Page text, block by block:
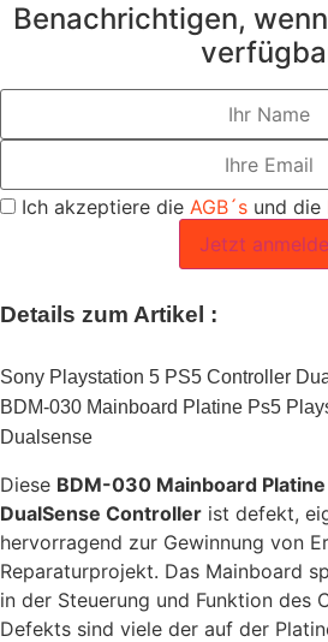
Benachrichtigen,
Ich akzeptiere die AGB´s und die
Jetzt
Details zum Artikel :
Sony Playstation 5 PS5 Controller
BDM-030 Mainboard Platine Ps5
Dualsense
Diese BDM-030 Mainboard Platine
DualSense Controller ist defekt,
hervorragend zur Gewinnung von
Reparaturprojekt. Das Mainboard
in der Steuerung und Funktion des
Defekts sind viele der auf der